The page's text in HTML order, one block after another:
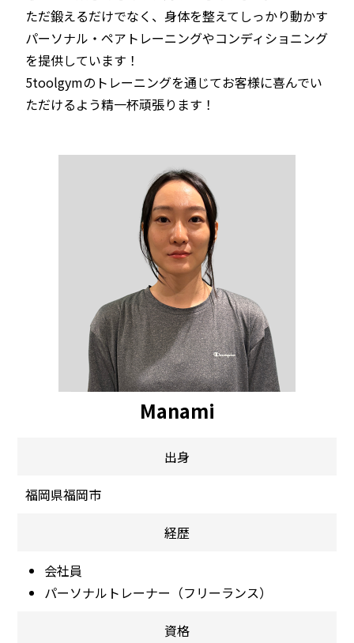
ただ鍛えるだけでなく、身体を整えてしっかり動かす
パーソナル・ペアトレーニングやコンディショニング
を提供しています！
5toolgymのトレーニングを通じてお客様に喜んでい
ただけるよう精一杯頑張ります！
Manami
出身
福岡県福岡市
経歴
会社員
パーソナルトレーナー（フリーランス）
資格